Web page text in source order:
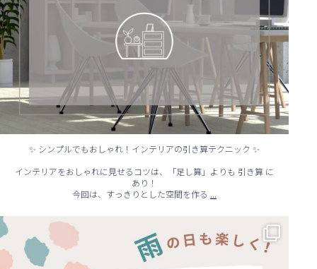
✨ シンプルでもおしゃれ！インテリアの引き算テクニック ✨
インテリアをおしゃれに見せるコツは、「足し算」よりも 引き算 に
あり！
今回は、すっきりとした空間を作る ...
☔ 雨の日でも快適に！室内でできる遊びアイデア 🌈
...